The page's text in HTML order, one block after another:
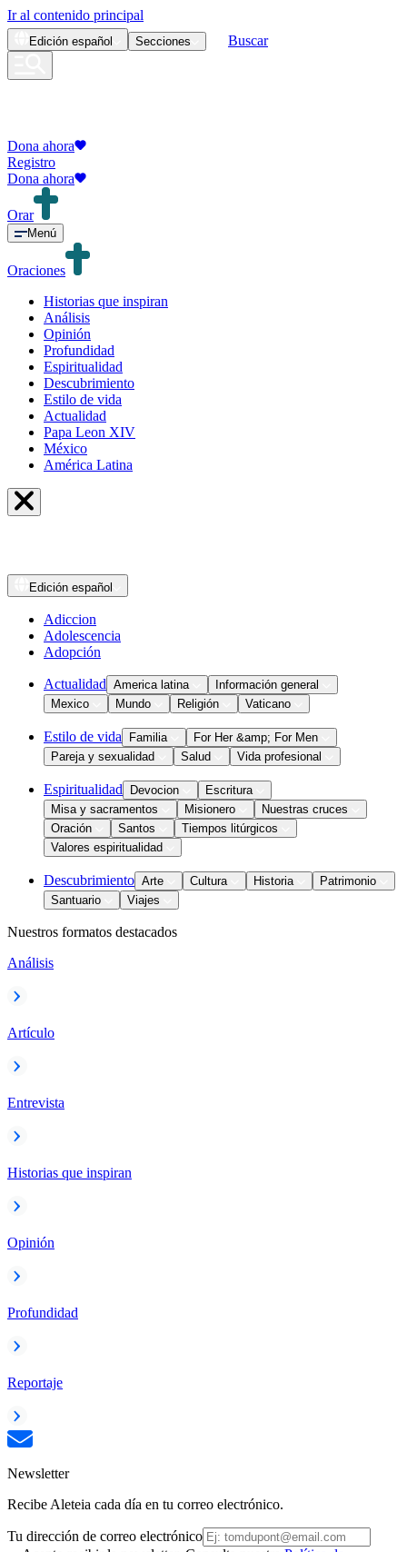
Ir al contenido principal
Edición español Secciones Buscar
Dona ahora
Registro
Dona ahora
Orar
Menú
Oraciones
Historias que inspiran
Análisis
Opinión
Profundidad
Espiritualidad
Descubrimiento
Estilo de vida
Actualidad
Papa Leon XIV
México
América Latina
Edición español
Adiccion
Adolescencia
Adopción
Actualidad America latina
Información general
Mexico
Mundo Religión Vaticano
Estilo de vida Familia
For Her &amp; For Men
Pareja y sexualidad
Salud Vida profesional
Espiritualidad Devocion
Escritura
Misa y sacramentos
Misionero
Nuestras cruces
Oración
Santos
Tiempos litúrgicos
Valores espiritualidad
Descubrimiento Arte Cultura Historia
Patrimonio
Santuario
Viajes
Nuestros formatos destacados
Análisis
Artículo
Entrevista
Historias que inspiran
Opinión
Profundidad
Reportaje
Newsletter
Recibe Aleteia cada día en tu correo electrónico.
Tu dirección de correo electrónico